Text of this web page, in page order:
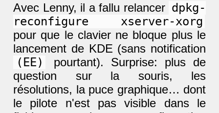
Avec Lenny, il a fallu relancer dpkg-
reconfigure xserver-xorg
pour que le clavier ne bloque plus le
lancement de KDE (sans notification
(EE)
pourtant). Surprise: plus de
question sur la souris, les
résolutions, la puce graphique… dont
le pilote n'est pas visible dans le